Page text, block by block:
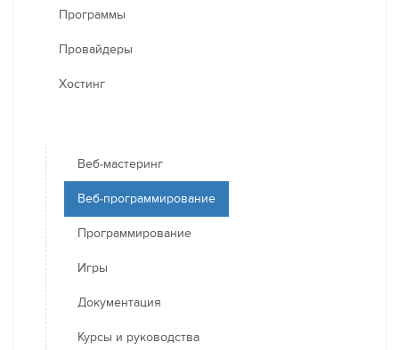
Программы
Провайдеры
Хостинг
Веб-мастеринг
Веб-программирование
Программирование
Игры
Документация
Курсы и руководства